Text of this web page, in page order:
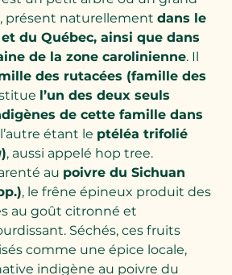
présent naturellementdans le
du Québec, ainsi que dans
de la zone carolinienne. Il
des rutacées (famille des
l’un des deux seuls
de cette famille dans
l’autre étant le ptéléa trifolié
), aussi appelé hop tree.
au poivre du Sichuan
, le frêne épineux produit des
au goût citronné et
Séchés, ces fruits
comme une épice locale,
indigène au poivre du